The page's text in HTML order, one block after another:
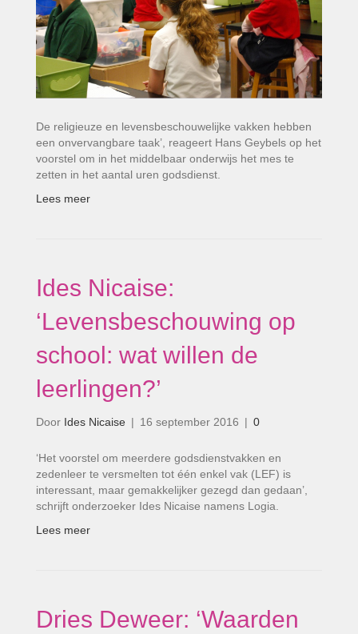
De religieuze en levensbeschouwelijke vakken hebben
een onvervangbare taak’, reageert Hans Geybels op het
voorstel om in het middelbaar onderwijs het mes te
zetten in het aantal uren godsdienst.
Lees meer
Ides Nicaise:
‘Levensbeschouwing op
school: wat willen de
leerlingen?’
Door Ides Nicaise | 16 september 2016 | 0
‘Het voorstel om meerdere godsdienstvakken en
zedenleer te versmelten tot één enkel vak (LEF) is
interessant, maar gemakkelijker gezegd dan gedaan’,
schrijft onderzoeker Ides Nicaise namens Logia.
Lees meer
Dries Deweer: ‘Waarden